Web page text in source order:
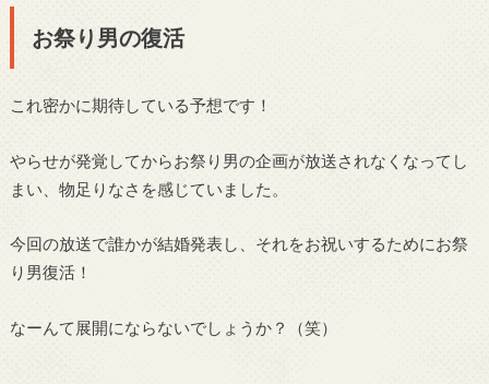
お祭り男の復活
これ密かに期待している予想です！
やらせが発覚してからお祭り男の企画が放送されなくなってし
まい、物足りなさを感じていました。
今回の放送で誰かが結婚発表し、それをお祝いするためにお祭
り男復活！
なーんて展開にならないでしょうか？（笑）